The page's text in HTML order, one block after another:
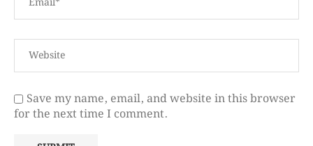
Save my name, email, and website in this browser
for the next time I comment.